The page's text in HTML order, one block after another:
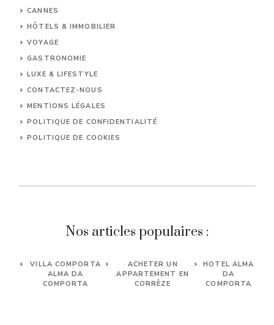
CANNES
HÔTELS & IMMOBILIER
VOYAGE
GASTRONOMIE
LUXE & LIFESTYLE
CONTACTEZ-NOUS
MENTIONS LÉGALES
POLITIQUE DE CONFIDENTIALITÉ
POLITIQUE DE COOKIES
Nos articles populaires :
VILLA COMPORTA
ALMA DA
COMPORTA
ACHETER UN
APPARTEMENT EN
CORRÈZE
HOTEL ALMA
DA
COMPORTA